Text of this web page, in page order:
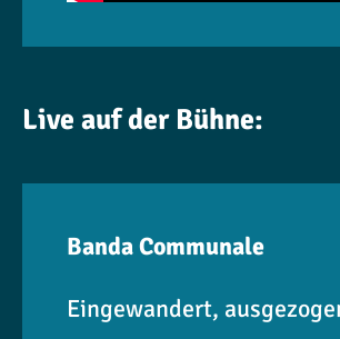
Live auf der Bühne:
Banda Communale
Eingewandert,